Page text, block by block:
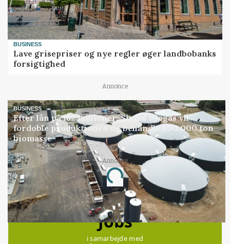
BUSINESS
Lave grisepriser og nye regler øger landbobanks
forsigtighed
Annonce
BUSINESS
Efter lån på 182 millioner: Sindal Biogas vil
fordoble produktionen og behandle 800.000 ton
biomasse
Annonce
Loading...
Jobs
i samarbejde med